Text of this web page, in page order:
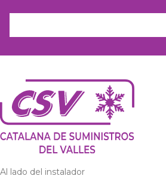
Al lado del instalador